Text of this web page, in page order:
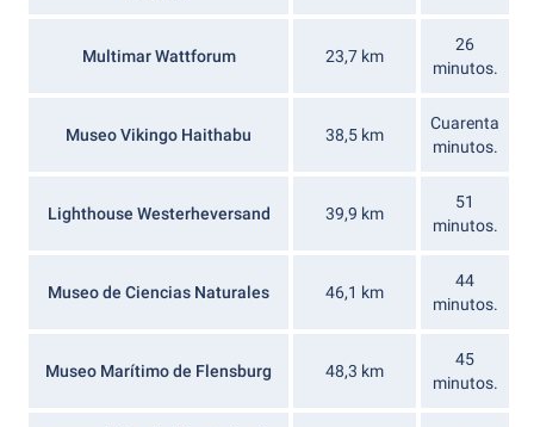
Multimar Wattforum 23,7 km
26
minutos.
Museo Vikingo Haithabu 38,5 km
Cuarenta
minutos.
Lighthouse Westerheversand 39,9 km
51
minutos.
Museo de Ciencias Naturales 46,1 km
44
minutos.
Museo Marítimo de Flensburg 48,3 km
45
minutos.